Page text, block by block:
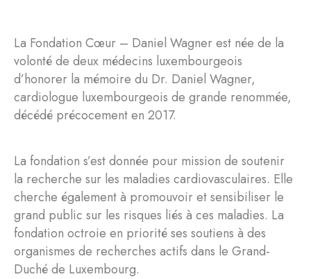
La Fondation Cœur – Daniel Wagner est née de la
volonté de deux médecins luxembourgeois
d’honorer la mémoire du Dr. Daniel Wagner,
cardiologue luxembourgeois de grande renommée,
décédé précocement en 2017.
La fondation s’est donnée pour mission de soutenir
la recherche sur les maladies cardiovasculaires. Elle
cherche également à promouvoir et sensibiliser le
grand public sur les risques liés à ces maladies. La
fondation octroie en priorité ses soutiens à des
organismes de recherches actifs dans le Grand-
Duché de Luxembourg.